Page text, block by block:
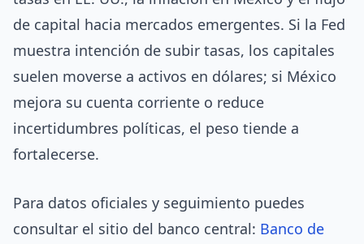
de capital hacia mercados emergentes. Si la Fed
muestra intención de subir tasas, los capitales
suelen moverse a activos en dólares; si México
mejora su cuenta corriente o reduce
incertidumbres políticas, el peso tiende a
fortalecerse.
Para datos oficiales y seguimiento puedes
consultar el sitio del banco central: Banco de